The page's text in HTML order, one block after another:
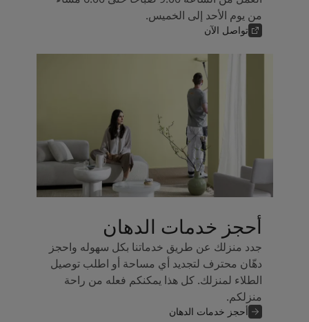
من يوم الأحد إلى الخميس.
تواصل الآن
أحجز خدمات الدهان
جدد منزلك عن طريق خدماتنا بكل سهوله واحجز
دهّان محترف لتجديد أي مساحة أو اطلب توصيل
الطلاء لمنزلك. كل هذا يمكنكم فعله من راحة
منزلكم.
أحجز خدمات الدهان